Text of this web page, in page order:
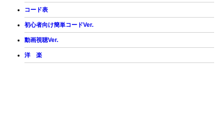
コード表
初心者向け簡単コードVer.
動画視聴Ver.
洋 楽